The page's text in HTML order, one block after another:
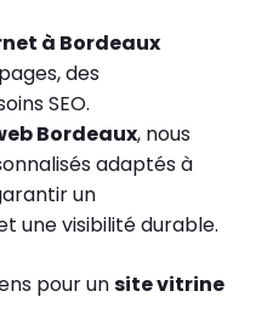
à Bordeaux
des
SEO.
Bordeaux, nous
adaptés à
un
une visibilité durable.
pour unsite vitrine